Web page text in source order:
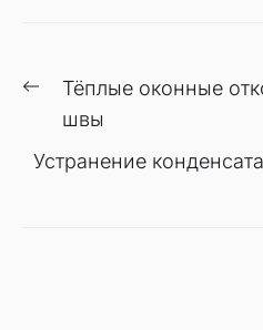
Навигация
записям
Предыдущая
запись:
Тёплые оконные
швы
Устранение